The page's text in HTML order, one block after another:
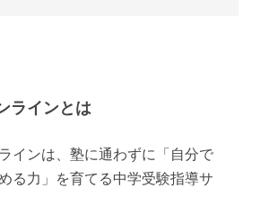
ラインとは
インは、塾に通わずに「自分で
る力」を育てる中学受験指導サ